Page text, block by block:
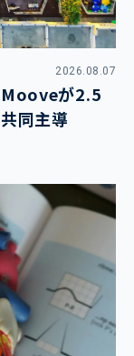
2026.08.07
Mooveが2.5
同主導